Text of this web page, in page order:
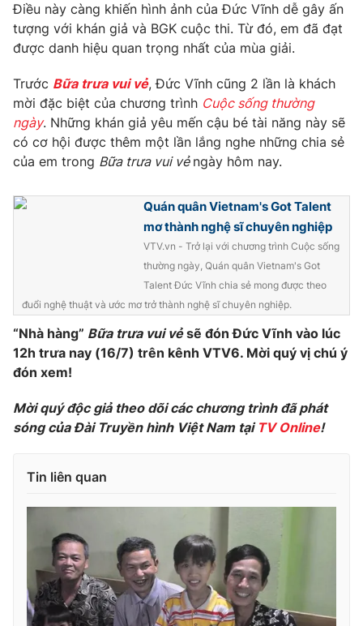
VTV Money VTV Thể thao
Thị trường 24h Tấm lòng Việt
VTV4 Vươn mình bằng AI
VTV9 VTV8
English
THỜI BÁO VTV
Theo dõi báo trên
Cơ quan báo chí:
Giấy phép hoạt động báo in và báo điện tử số 483/GP-BTTTT
Tổng Biên tập:
Vũ Thanh Thủy
Phó Tổng Biên tập: Nguyễn Thị Mỹ Hạnh, Phạm Quốc Thắng,
Nguyễn Trọng Ninh
Tổng đài VTV:024.38 355 931 - 024.38 355 932
Điều này càng khiến hình ảnh của Đức Vĩnh dễ gây ấn
tượng với khán giả và BGK cuộc thi. Từ đó, em đã đạt
được danh hiệu quan trọng nhất của mùa giải.
Trước Bữa trưa vui vẻ, Đức Vĩnh cũng 2 lần là khách
mời đặc biệt của chương trình Cuộc sống thường
ngày. Những khán giả yêu mến cậu bé tài năng này sẽ
có cơ hội được thêm một lần lắng nghe những chia sẻ
của em trong Bữa trưa vui vẻ ngày hôm nay.
Quán quân Vietnam's Got Talent
mơ thành nghệ sĩ chuyên nghiệp
VTV.vn - Trở lại với chương trình Cuộc sống
thường ngày, Quán quân Vietnam's Got
Talent Đức Vĩnh chia sẻ mong được theo
đuổi nghệ thuật và ước mơ trở thành nghệ sĩ chuyên nghiệp.
“Nhà hàng” Bữa trưa vui vẻsẽ đón Đức Vĩnh vào lúc
12h trưa nay (16/7) trên kênh VTV6. Mời quý vị chú ý
đón xem!
Mời quý độc giả theo dõi các chương trình đã phát
sóng của Đài Truyền hình Việt Nam tại TV Online!
Tin liên quan